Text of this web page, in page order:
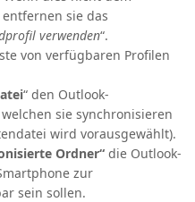
sie das
verwenden“.
von verfügbaren Profilen
“ den Outlook-
sie synchronisieren
wird vorausgewählt).
Ordner“ die Outlook-
zur
sein sollen.